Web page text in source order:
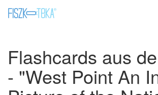
Flashcards aus
- "West Point An